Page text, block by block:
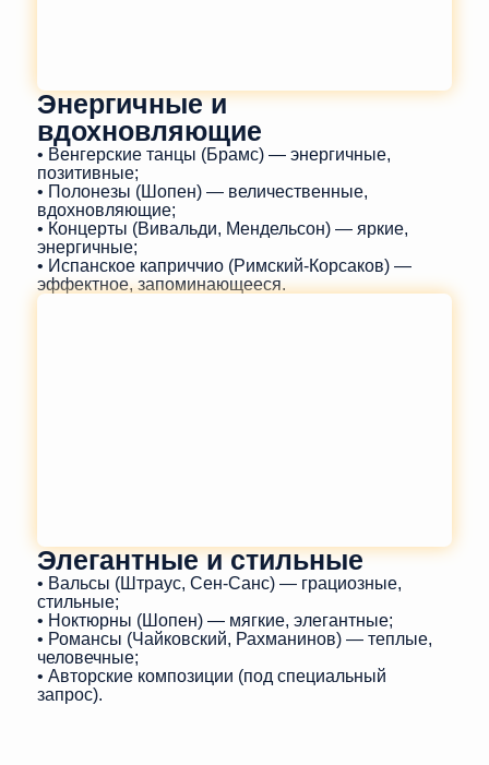
Энергичные и
вдохновляющие
• Венгерские танцы (Брамс) — энергичные,
позитивные;
• Полонезы (Шопен) — величественные,
вдохновляющие;
• Концерты (Вивальди, Мендельсон) — яркие,
энергичные;
• Испанское каприччио (Римский-Корсаков) —
эффектное, запоминающееся.
Элегантные и стильные
• Вальсы (Штраус, Сен-Санс) — грациозные,
стильные;
• Ноктюрны (Шопен) — мягкие, элегантные;
• Романсы (Чайковский, Рахманинов) — теплые,
человечные;
• Авторские композиции (под специальный
запрос).